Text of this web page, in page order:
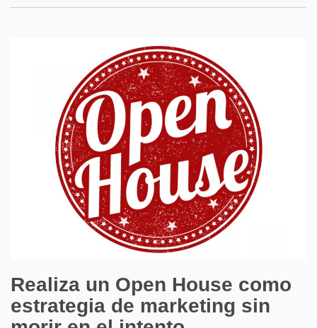
Realiza un Open House como
estrategia de marketing sin